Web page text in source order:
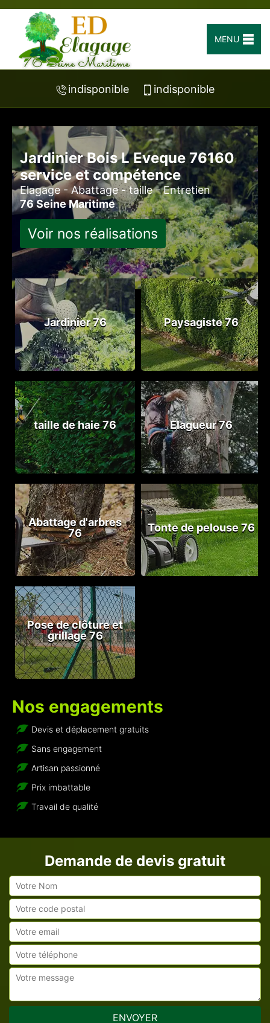
MENU
indisponible indisponible
Jardinier Bois L Eveque 76160
service et compétence
Elagage - Abattage - taille - Entretien
76 Seine Maritime
Voir nos réalisations
Jardinier 76 Paysagiste 76
taille de haie 76 Elagueur 76
Abattage d'arbres
76
Tonte de pelouse 76
Pose de clôture et
grillage 76
Nos engagements
Devis et déplacement gratuits
Sans engagement
Artisan passionné
Prix imbattable
Travail de qualité
Demande de devis gratuit